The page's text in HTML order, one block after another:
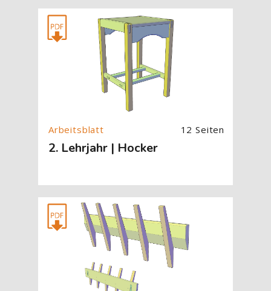
[Cocoon] About (Text with Image) überspringen
12 Seiten
2. Lehrjahr | Hocker
[Cocoon] About (Text with Image) überspringen